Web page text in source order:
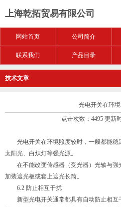
上海乾拓贸易有限公司
网站首页 公司简介
联系我们 产品目录
技术文章
光电开关在环
点击次数：4495 更新
光电开关在环境照度较时，一般都能稳
太阳光、白炽灯等强光源。
在不能改变传感器（受光器）光轴与强
加装遮光板或套上遮光长筒。
6.2 防止相互干扰
新型光电开关通常都具有自动防止相互